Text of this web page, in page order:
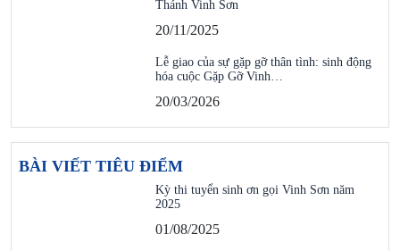
Thánh Vinh Sơn
20/11/2025
Lễ giao của sự gặp gỡ thân tình: sinh động
hóa cuộc Gặp Gỡ Vinh…
20/03/2026
BÀI VIẾT TIÊU ĐIỂM
Kỳ thi tuyển sinh ơn gọi Vinh Sơn năm
2025
01/08/2025